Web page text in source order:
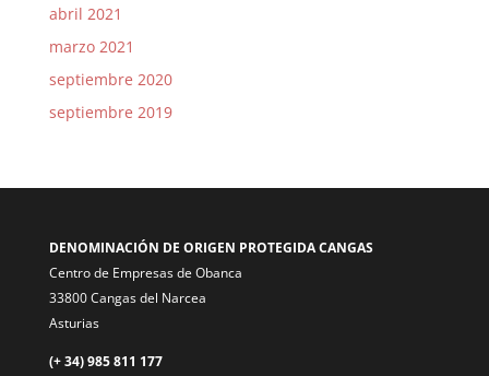
abril 2021
marzo 2021
septiembre 2020
septiembre 2019
DENOMINACIÓN DE ORIGEN PROTEGIDA CANGAS
Centro de Empresas de Obanca
33800 Cangas del Narcea
Asturias
(+ 34) 985 811 177